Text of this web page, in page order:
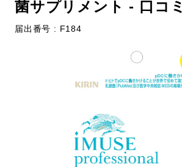
菌サプリメント - 口コミ
届出番号 : F184